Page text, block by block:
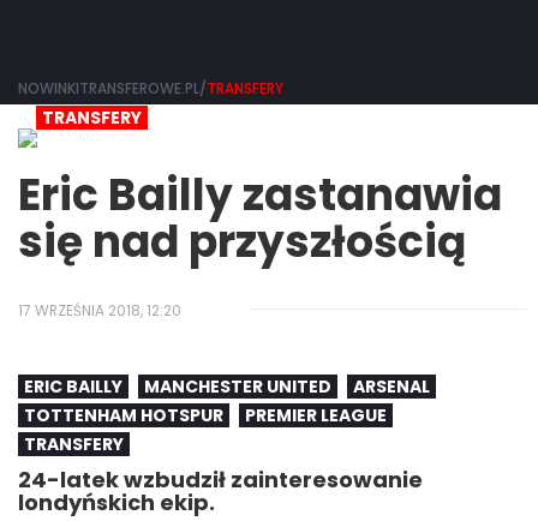
NOWINKITRANSFEROWE.PL/TRANSFERY
TRANSFERY
Eric Bailly zastanawia
się nad przyszłością
17 WRZEŚNIA 2018, 12:20
ERIC BAILLY MANCHESTER UNITED
ARSENAL
TOTTENHAM HOTSPUR
PREMIER LEAGUE
TRANSFERY
24-latek wzbudził zainteresowanie
londyńskich ekip.